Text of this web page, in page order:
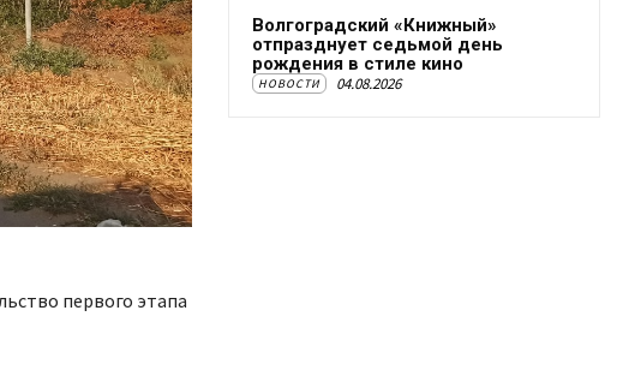
первого этапа
Волгоградский «Книжный»
отпразднует седьмой день
рождения в стиле кино
НОВОСТИ 04.08.2026